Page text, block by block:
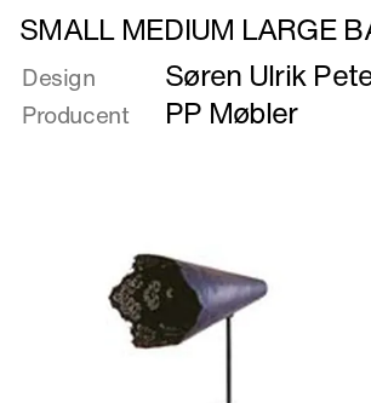
Læs
mere
om
SMALL
MEDIUM
SMALL MEDIUM LARGE
Design Søren Ulrik
Producent PP Møbler